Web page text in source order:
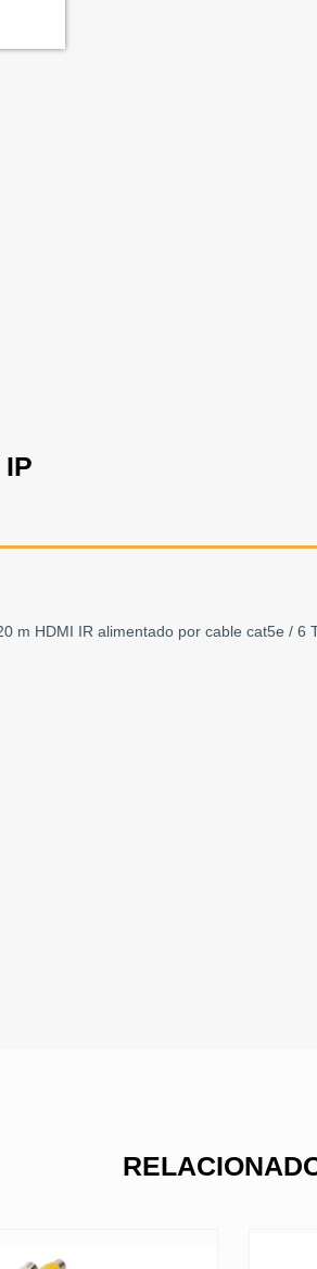
IP
m HDMI IR alimentado por cable cat5e / 6